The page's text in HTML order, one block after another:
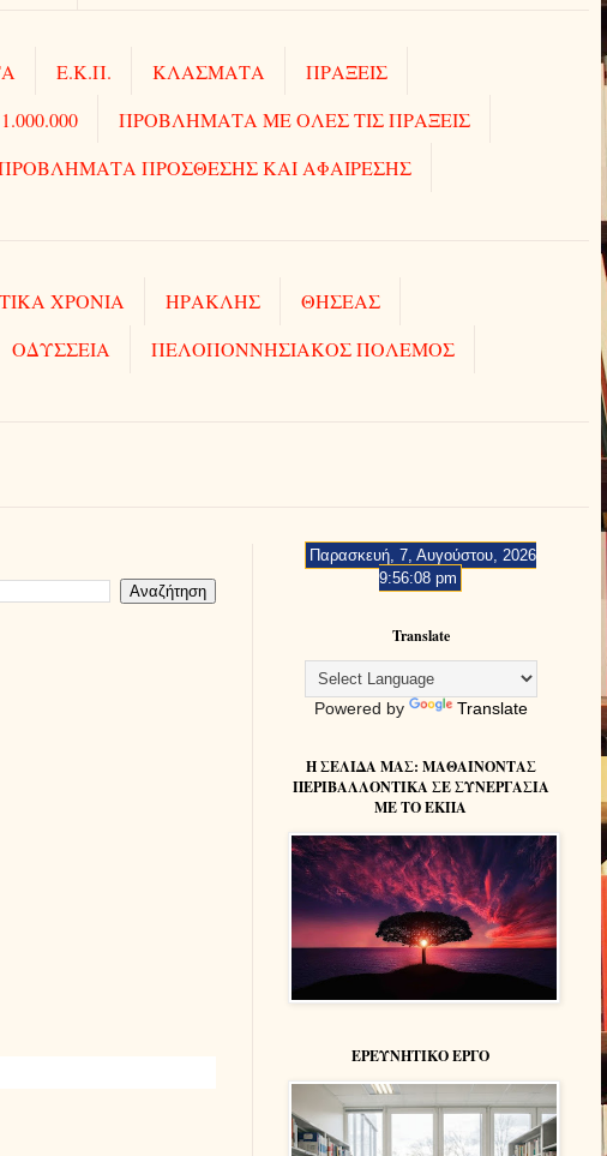
Ε.Κ.Π. ΚΛΑΣΜΑΤΑ
ΠΡΑΞΕΙΣ
ΠΡΟΒΛΗΜΑΤΑ ΜΕ ΟΛΕΣ ΤΙΣ ΠΡΑΞΕΙΣ
ΠΡΟΣΘΕΣΗΣ ΚΑΙ ΑΦΑΙΡΕΣΗΣ
ΧΡΟΝΙΑ ΗΡΑΚΛΗΣ
ΘΗΣΕΑΣ
ΟΔΥΣΣΕΙΑ
ΠΕΛΟΠΟΝΝΗΣΙΑΚΟΣ ΠΟΛΕΜΟΣ
Παρασκευή, 7, Αυγούστου, 2026
9:56:09 pm
Translate
Powered by Translate
Η ΣΕΛΙΔΑ ΜΑΣ: MAΘΑΙΝΟΝΤΑΣ
ΠΕΡΙΒΑΛΛΟΝΤΙΚΑ ΣΕ ΣΥΝΕΡΓΑΣΙΑ
ΜΕ ΤΟ ΕΚΠΑ
ΕΡΕΥΝΗΤΙΚΟ ΕΡΓΟ